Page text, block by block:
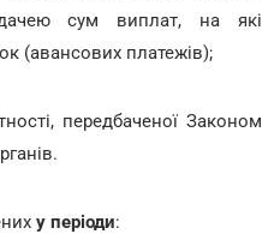
сум виплат, на які
(авансових платежів);
передбаченої Законом
у періоди: